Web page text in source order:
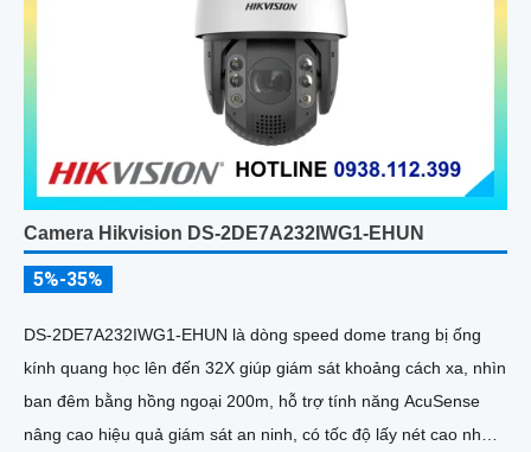
Camera Hikvision DS-2DE7A232IWG1-EHUN
5%-35%
DS-2DE7A232IWG1-EHUN là dòng speed dome trang bị ống
kính quang học lên đến 32X giúp giám sát khoảng cách xa, nhìn
ban đêm bằng hồng ngoại 200m, hỗ trợ tính năng AcuSense
nâng cao hiệu quả giám sát an ninh, có tốc độ lấy nét cao nhờ